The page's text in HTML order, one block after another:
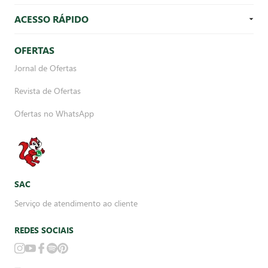
ACESSO RÁPIDO
OFERTAS
Jornal de Ofertas
Revista de Ofertas
Ofertas no WhatsApp
SAC
Serviço de atendimento ao cliente
REDES SOCIAIS